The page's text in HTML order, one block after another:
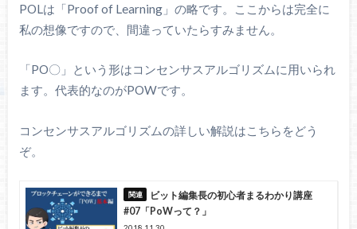
POLは「Proof of Learning」の略です。ここからは完全に
私の想像ですので、間違っていたらすみません。
「PO〇」という形はコンセンサスアルゴリズムに用いられ
ます。代表的なのがPOWです。
コンセンサスアルゴリズムの詳しい解説はこちらをどう
ぞ。
ビット編集長の初心者まるわかり講座
#07「PoWって？」